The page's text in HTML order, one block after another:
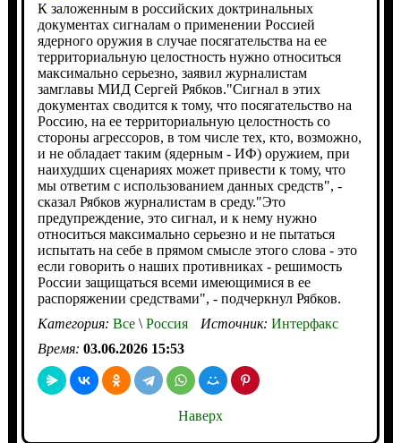
К заложенным в российских доктринальных
документах сигналам о применении Россией
ядерного оружия в случае посягательства на ее
территориальную целостность нужно относиться
максимально серьезно, заявил журналистам
замглавы МИД Сергей Рябков."Сигнал в этих
документах сводится к тому, что посягательство на
Россию, на ее территориальную целостность со
стороны агрессоров, в том числе тех, кто, возможно,
и не обладает таким (ядерным - ИФ) оружием, при
наихудших сценариях может привести к тому, что
мы ответим с использованием данных средств", -
сказал Рябков журналистам в среду."Это
предупреждение, это сигнал, и к нему нужно
относиться максимально серьезно и не пытаться
испытать на себе в прямом смысле этого слова - это
если говорить о наших противниках - решимость
России защищаться всеми имеющимися в ее
распоряжении средствами", - подчеркнул Рябков.
Категория: Все\Россия Источник: Интерфакс
Время: 03.06.2026 15:53
Наверх